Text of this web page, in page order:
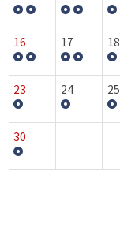
16 17 18
23 24 25
30